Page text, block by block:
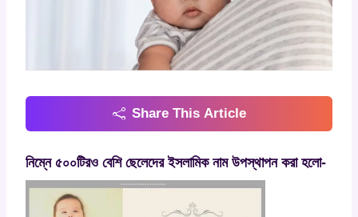
Share This Article
নিম্নে ৫০০টিরও বেশি ছেলেদের ইসলামিক নাম উপস্থাপন করা হলো-